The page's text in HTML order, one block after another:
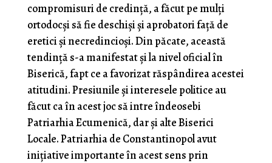
compromisuri de credință, a făcut pe mulți
ortodocși să fie deschiși și aprobatori față de
eretici și necredincioși. Din păcate, această
tendință s-a manifestat și la nivel oficial în
Biserică, fapt ce a favorizat răspândirea acestei
atitudini. Presiunile și interesele politice au
făcut ca în acest joc să intre îndeosebi
Patriarhia Ecumenică, dar și alte Biserici
Locale. Patriarhia de Constantinopol avut
inițiative importante în acest sens prin